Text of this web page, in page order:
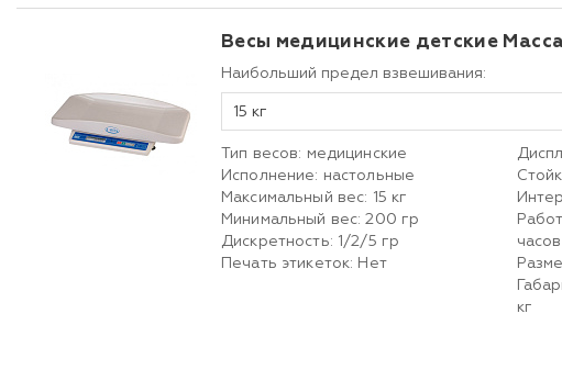
Весы медицинские детские
Наибольший предел взвешивания:
15 кг
Тип весов: медицинские
Исполнение: настольные
Максимальный вес: 15 кг
Минимальный вес: 200 гр
Дискретность: 1/2/5 гр
Печать этикеток: Нет
часов
кг